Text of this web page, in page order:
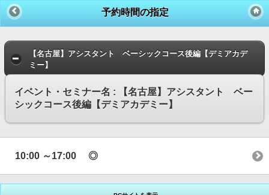
予約時間の指定
【名古屋】アシスタント ベーシックコース後編【デミアカデ
ミー】
イベント・セミナー名 : 【名古屋】アシスタント ベー
シックコース後編【デミアカデミー】
10:00 ～17:00 ◎